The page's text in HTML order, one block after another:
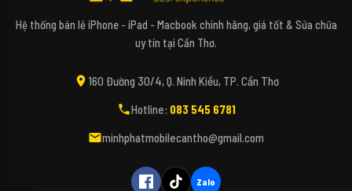
✕
Xin chào bạn! Mình là Mipi - Trợ lý công nghệ
AI của Minh Phát Mobile đây. 📱✨
Bạn đang tìm kiếm các dòng điện thoại,
máy tính, iPad hay các phụ kiện bao da, kính
(Bấm biểu tượng Micro để nói trực tiếp với
Hệ thống bán lẻ iPhone - iPad - Macbook chính hãng, giá tốt & Sửa chữa
uy tín tại Cần Thơ.
160 Đường 30/4, Q. Ninh Kiều, TP. Cần Thơ
Hotline: 083 545 6781
minhphatmobilecantho@gmail.com
Zalo